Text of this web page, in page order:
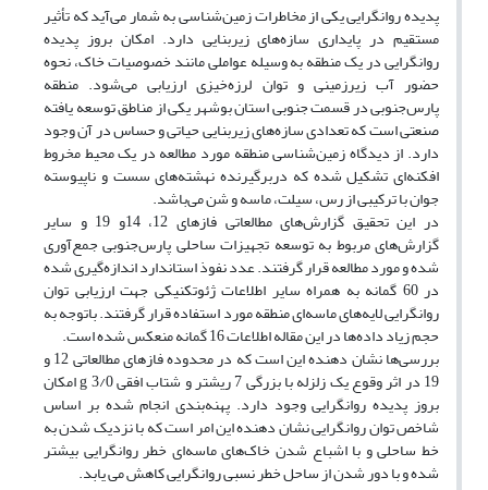
پدیده روانگرایی یکی از مخاطرات زمین‌شناسی به شمار می‌آید که تأثیر
مستقیم در پایداری سازه‌های زیربنایی دارد. امکان بروز پدیده
روانگرایی در یک منطقه به وسیله عواملی مانند خصوصیات خاک، نحوه
حضور آب زیرزمینی و توان لرزه‌خیزی ارزیابی می‌شود. منطقه
پارس‌جنوبی در قسمت جنوبی استان بوشهر یکی از مناطق توسعه یافته
صنعتی است که تعدادی سازه‌های زیربنایی حیاتی و حساس در آن وجود
دارد. از دیدگاه زمین‌شناسی منطقه مورد مطالعه در یک محیط مخروط
افکنه‌ای تشکیل شده که دربرگیرنده نهشته‌های سست و ناپیوسته
جوان با ترکیبی از رس، سیلت، ماسه و شن می‌باشد.
در این تحقیق گزارش‌های مطالعاتی فازهای 12، 14و 19 و سایر
گزارش‌های مربوط به توسعه تجهیزات ساحلی پارس‌جنوبی جمع‌آوری
شده و مورد مطالعه قرار گرفتند. عدد نفوذ استاندارد اندازه‌گیری شده
در 60 گمانه به همراه سایر اطلاعات ژئوتکنیکی جهت ارزیابی توان
روانگرایی لایه‌های ماسه‌ای منطقه مورد استفاده قرار گرفتند. باتوجه به
حجم زیاد داده‌ها در این مقاله اطلاعات 16 گمانه منعکس شده است.
بررسی‌ها نشان دهنده این است که در محدوده فازهای مطالعاتی 12 و
19 در اثر وقوع یک زلزله با بزرگی 7 ریشتر و شتاب افقی g 3/0 امکان
بروز پدیده روانگرایی وجود دارد. پهنه‌بندی انجام شده بر اساس
شاخص توان روانگرایی نشان دهنده این امر است که با نزدیک شدن به
خط ساحلی و با اشباع شدن خاک‌های ماسه‌ای خطر روانگرایی بیشتر
شده و با دور شدن از ساحل خطر نسبی روانگرایی کاهش می یابد.